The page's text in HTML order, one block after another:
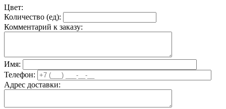
Цвет:
Количество (ед):
Комментарий к заказу:
Имя:
Телефон:
Адрес доставки: